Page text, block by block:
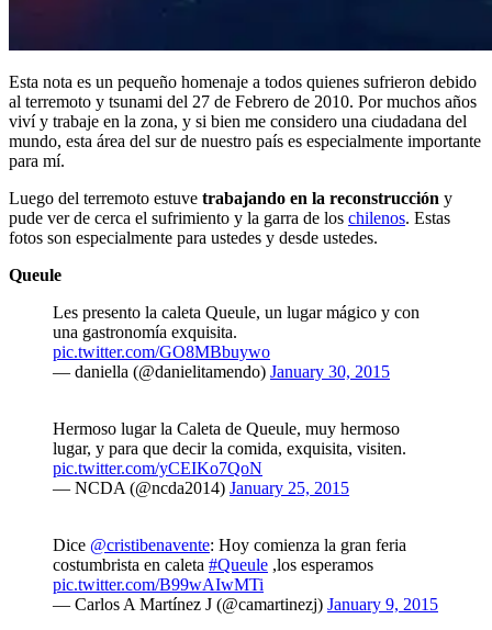
Esta nota es un pequeño homenaje a todos quienes sufrieron debido
al terremoto y tsunami del 27 de Febrero de 2010. Por muchos años
viví y trabaje en la zona, y si bien me considero una ciudadana del
mundo, esta área del sur de nuestro país es especialmente importante
para mí.
Luego del terremoto estuve trabajando en la reconstrucción y
pude ver de cerca el sufrimiento y la garra de los chilenos. Estas
fotos son especialmente para ustedes y desde ustedes.
Queule
Les presento la caleta Queule, un lugar mágico y con
una gastronomía exquisita.
pic.twitter.com/GO8MBbuywo
— daniella (@danielitamendo) January 30, 2015
Hermoso lugar la Caleta de Queule, muy hermoso
lugar, y para que decir la comida, exquisita, visiten.
pic.twitter.com/yCEIKo7QoN
— NCDA (@ncda2014) January 25, 2015
Dice @cristibenavente: Hoy comienza la gran feria
costumbrista en caleta #Queule ,los esperamos
pic.twitter.com/B99wAIwMTi
— Carlos A Martínez J (@camartinezj) January 9, 2015